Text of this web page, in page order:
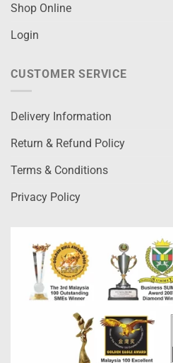
Shop Online
Login
CUSTOMER SERVICE
Delivery Information
Return & Refund Policy
Terms & Conditions
Privacy Policy